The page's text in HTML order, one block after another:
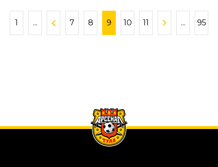
1 ... 7 8 9 10 11 ... 95